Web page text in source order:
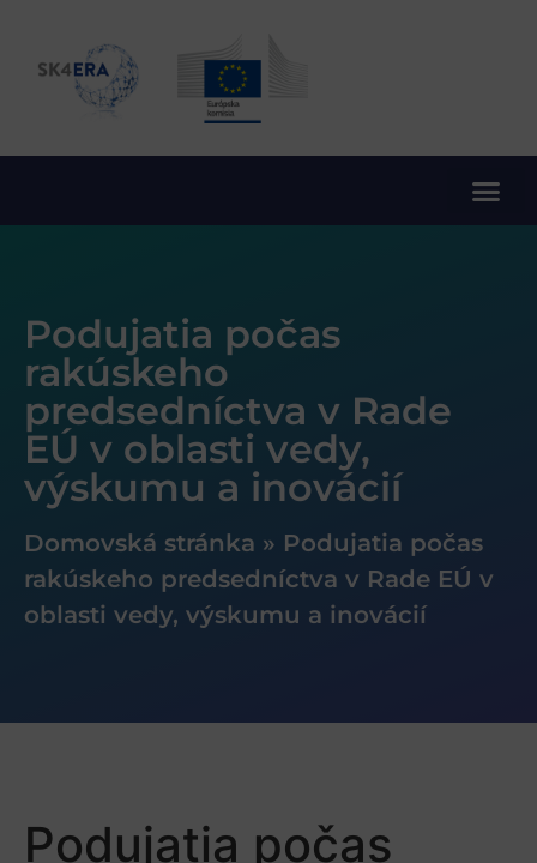
Podujatia počas
rakúskeho
predsedníctva v Rade
EÚ v oblasti vedy,
výskumu a inovácií
Domovská stránka » Podujatia počas
rakúskeho predsedníctva v Rade EÚ v
oblasti vedy, výskumu a inovácií
Podujatia počas